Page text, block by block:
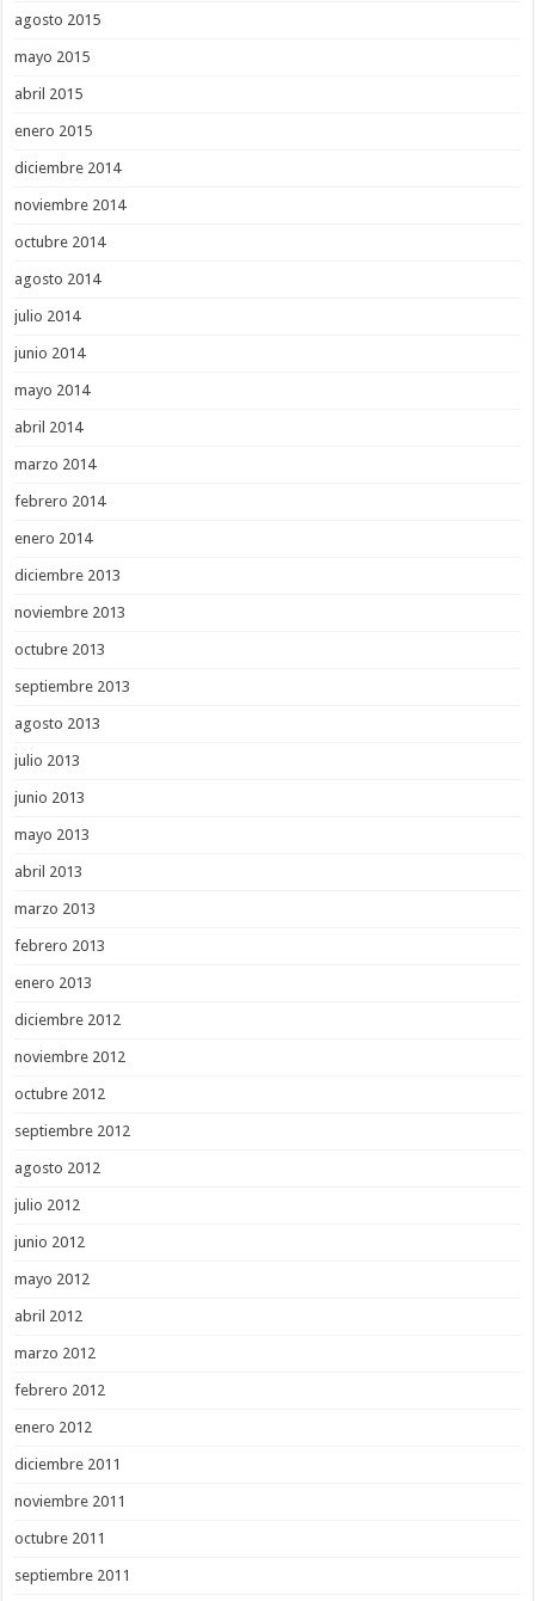
agosto 2015
mayo 2015
abril 2015
enero 2015
diciembre 2014
noviembre 2014
octubre 2014
agosto 2014
julio 2014
junio 2014
mayo 2014
abril 2014
marzo 2014
febrero 2014
enero 2014
diciembre 2013
noviembre 2013
octubre 2013
septiembre 2013
agosto 2013
julio 2013
junio 2013
mayo 2013
abril 2013
marzo 2013
febrero 2013
enero 2013
diciembre 2012
noviembre 2012
octubre 2012
septiembre 2012
agosto 2012
julio 2012
junio 2012
mayo 2012
abril 2012
marzo 2012
febrero 2012
enero 2012
diciembre 2011
noviembre 2011
octubre 2011
septiembre 2011